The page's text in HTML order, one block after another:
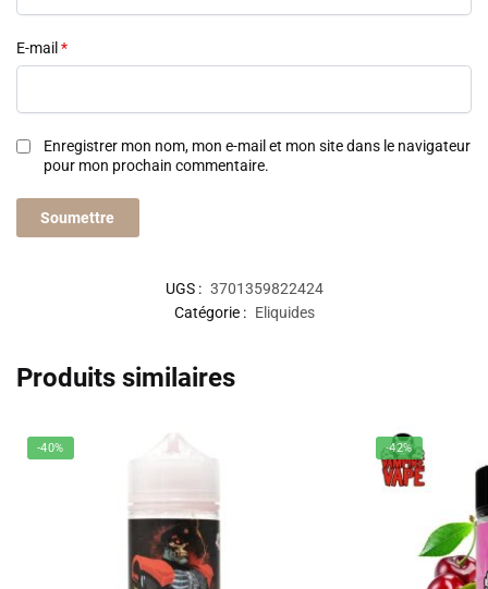
E-mail *
Enregistrer mon nom, mon e-mail et mon site dans le navigateur
pour mon prochain commentaire.
UGS : 3701359822424
Catégorie : Eliquides
Produits similaires
-40% -42%